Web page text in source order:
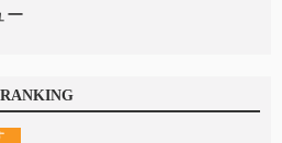
ー
RANKING